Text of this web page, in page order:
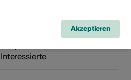
Interessierte
Akzeptieren